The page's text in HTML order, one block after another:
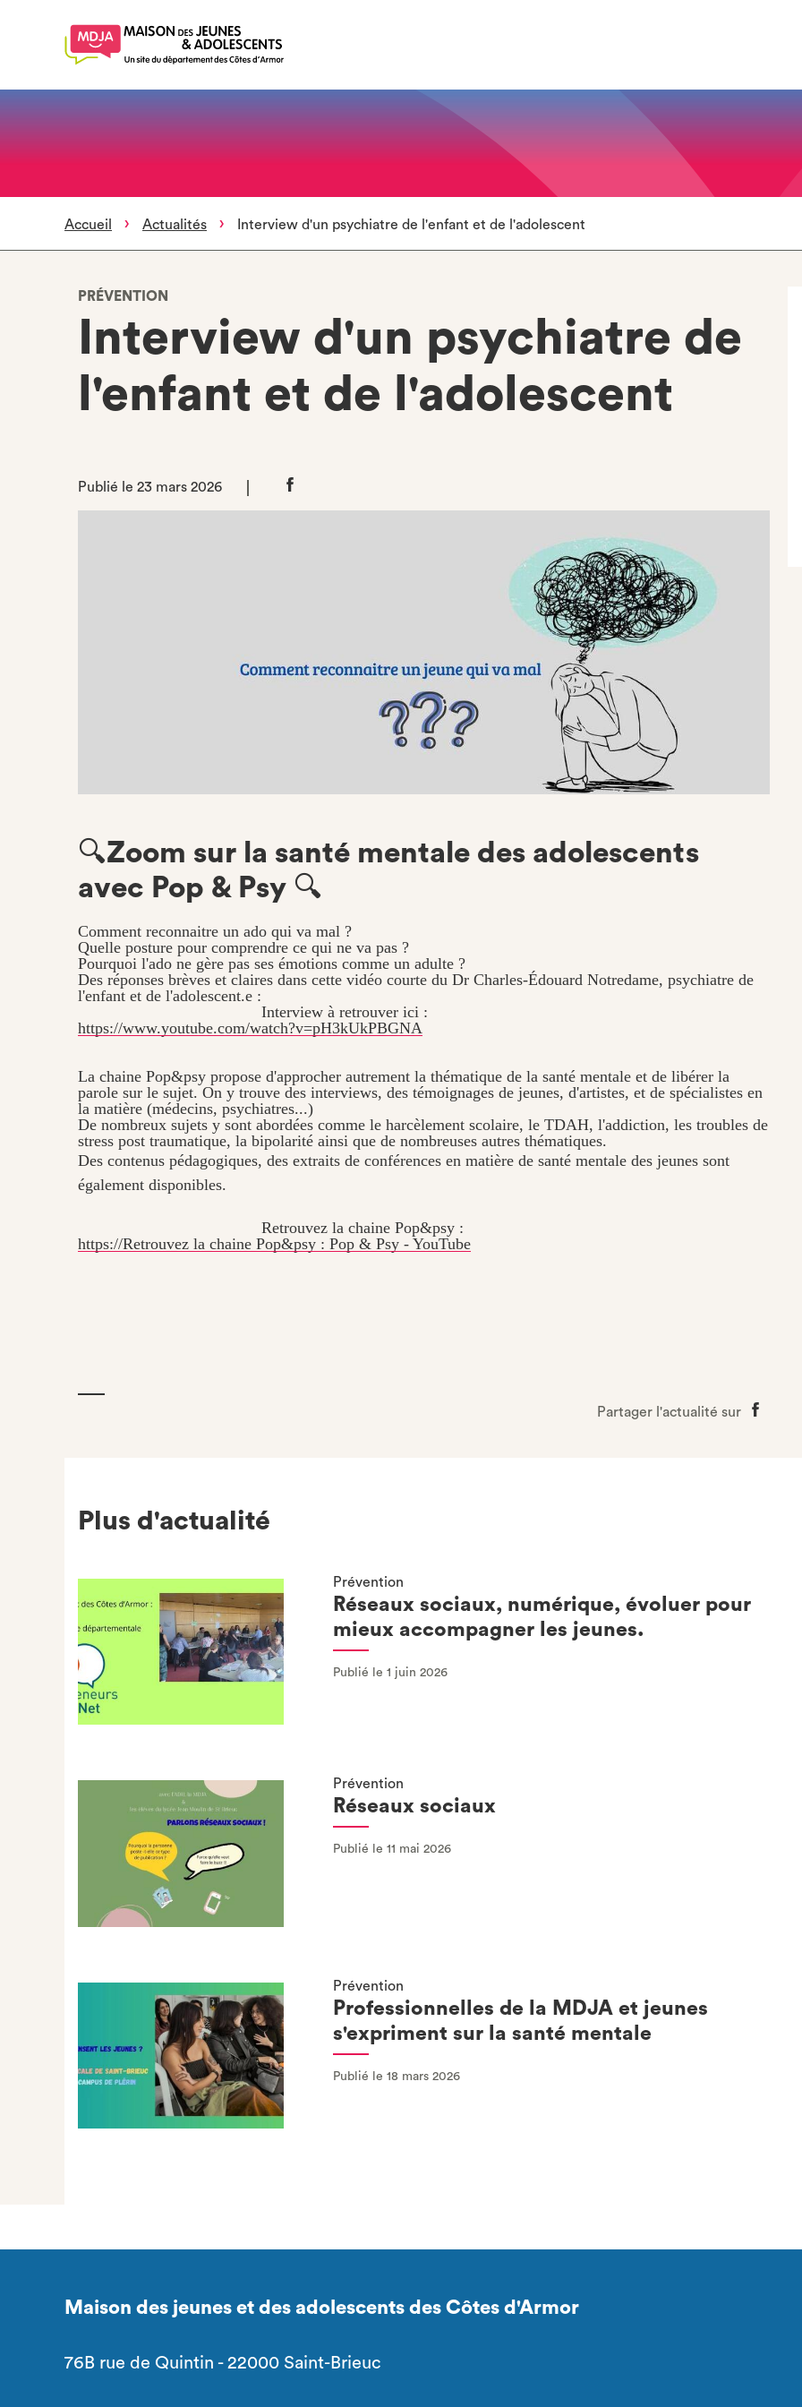
Accueil Actualités Interview d'un psychiatre de l'enfant et de l'adolescent
PRÉVENTION
Interview d'un psychiatre de
l'enfant et de l'adolescent
Publié le 23 mars 2026
Partager
🔍Zoom sur la santé mentale des adolescents
avec Pop & Psy 🔍
Comment reconnaitre un ado qui va mal ?
Quelle posture pour comprendre ce qui ne va pas ?
Pourquoi l'ado ne gère pas ses émotions comme un adulte ?
Des réponses brèves et claires dans cette vidéo courte du Dr Charles-Édouard Notredame, psychiatre de
l'enfant et de l'adolescent.e :
Interview à retrouver ici :
https://www.youtube.com/watch?v=pH3kUkPBGNA
La chaine Pop&psy propose d'approcher autrement la thématique de la santé mentale et de libérer la
parole sur le sujet. On y trouve des interviews, des témoignages de jeunes, d'artistes, et de spécialistes en
la matière (médecins, psychiatres...)
De nombreux sujets y sont abordées comme le harcèlement scolaire, le TDAH, l'addiction, les troubles de
stress post traumatique, la bipolarité ainsi que de nombreuses autres thématiques.
Des contenus pédagogiques, des extraits de conférences en matière de santé mentale des jeunes sont
également disponibles.
Retrouvez la chaine Pop&psy :
https://Retrouvez la chaine Pop&psy : Pop & Psy - YouTube
Partager l'actualité sur
Plus d'actualité
Prévention
Réseaux sociaux, numérique, évoluer pour
mieux accompagner les jeunes.
Publié le 1 juin 2026
Prévention
Réseaux sociaux
Publié le 11 mai 2026
Prévention
Professionnelles de la MDJA et jeunes
s'expriment sur la santé mentale
Publié le 18 mars 2026
Maison des jeunes et des adolescents des Côtes d'Armor
76B rue de Quintin - 22000 Saint-Brieuc